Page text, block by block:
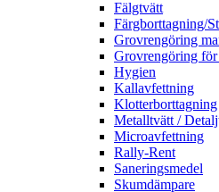
Fälgtvätt
Färgborttagning/
Grovrengöring
Grovrengöring
Hygien
Kallavfettning
Klotterborttagning
Metalltvätt /
Microavfettning
Rally-Rent
Saneringsmedel
Skumdämpare